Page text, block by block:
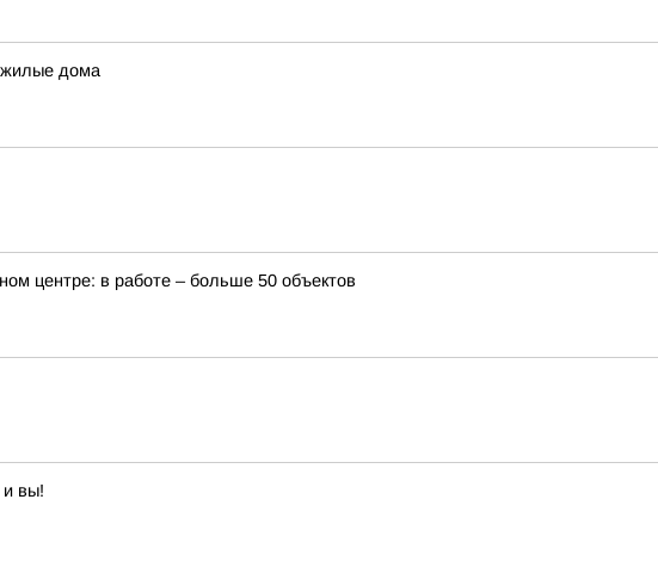
жилые дома
центре: в работе – больше 50 объектов
и вы!